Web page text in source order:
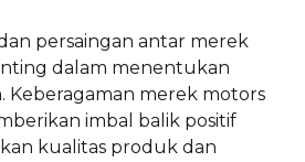
persaingan antar merek
dalam menentukan
Keberagaman merek motors
imbal balik positif
kualitas produk dan